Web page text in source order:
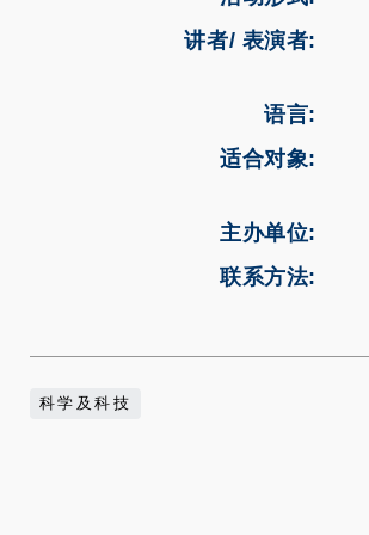
讲者/ 表演者:
语言
适合对象
主办单位
联系方法
科学及科技